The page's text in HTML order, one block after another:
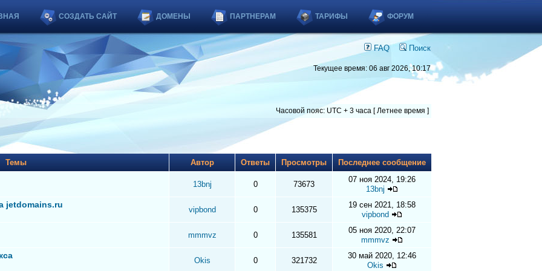
СОЗДАТЬ САЙТ ДОМЕНЫ ПАРТНЕРАМ ТАРИФЫ ФОРУМ
FAQ Поиск
Текущее время: 06 авг 2026, 10:17
Часовой пояс: UTC + 3 часа [ Летнее время ]
Темы Автор Ответы Просмотры Последнее сообщение
13bnj 0 73673
07 ноя 2024, 19:26
13bnj
jetdomains.ru
vipbond 0 135375
19 сен 2021, 18:58
vipbond
mmmvz 0 135581
05 ноя 2020, 22:07
mmmvz
Okis 0 321732
30 май 2020, 12:46
Okis